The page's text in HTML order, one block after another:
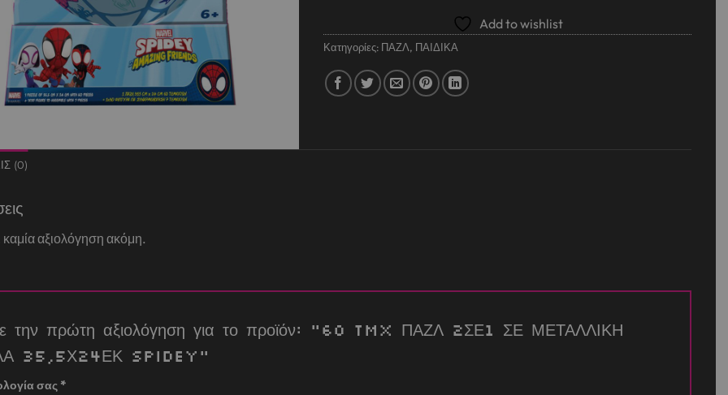
Add to wishlist
Κατηγορίες: ΠΑΖΛ, ΠΑΙΔΙΚΑ
(0)
αξιολόγηση ακόμη.
την πρώτη αξιολόγηση για το προϊόν: “60 TMX ΠΑΖΛ 2ΣΕ1 ΣΕ ΜΕΤΑΛΛΙΚΗ
35,5Χ24ΕΚ SPIDEY”
σας *